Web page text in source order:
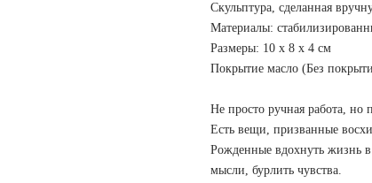
Скульптура, сделанная
Материалы:
Размеры: 10 х 8 х 4 см
Покрытие масло (Без
Не просто ручная работа, но
Есть вещи, призванные
Рожденные вдохнуть жизнь в
мысли, бурлить чувства.